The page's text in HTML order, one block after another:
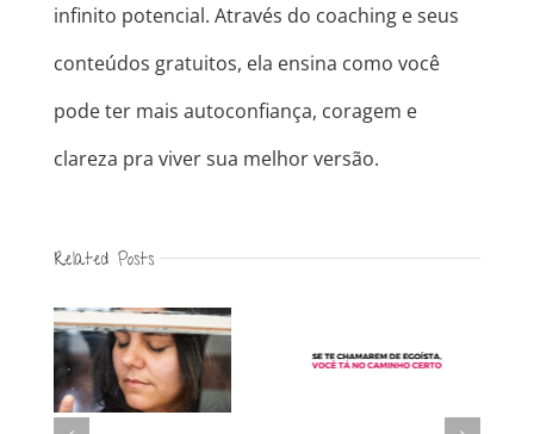
infinito potencial. Através do coaching e seus
conteúdos gratuitos, ela ensina como você
pode ter mais autoconfiança, coragem e
clareza pra viver sua melhor versão.
Related Posts